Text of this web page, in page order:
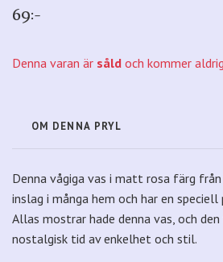
69:-
Denna varan är såld och kommer
OM DENNA PRYL
Denna vågiga vas i matt rosa färg
inslag i många hem och har en
Allas mostrar hade denna vas, och
nostalgisk tid av enkelhet och stil.